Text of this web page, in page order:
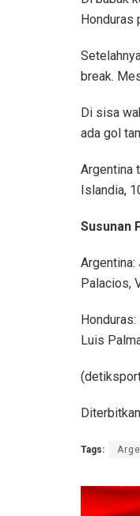
Honduras
break.
Di sisa
ada gol
Argentina
Islandia,
Susunan
Palacios,
Luis
Tags: